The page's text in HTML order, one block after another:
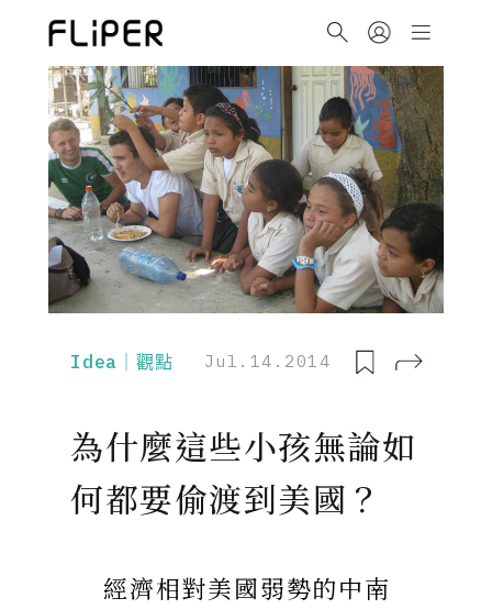
Idea｜觀點 Jul.14.2014
為什麼這些小孩無論如
何都要偷渡到美國？
經濟相對美國弱勢的中南